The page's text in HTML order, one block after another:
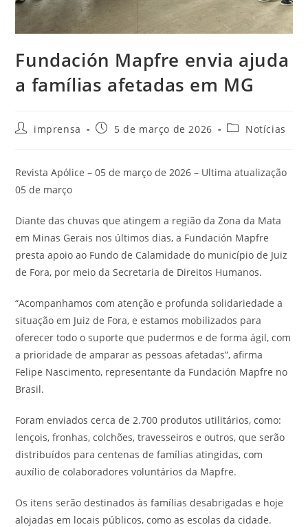
Fundación Mapfre envia ajuda
a famílias afetadas em MG
imprensa 5 de março de 2026 Notícias
Revista Apólice – 05 de março de 2026 – Ultima atualização
05 de março
Diante das chuvas que atingem a região da Zona da Mata
em Minas Gerais nos últimos dias, a Fundación Mapfre
presta apoio ao Fundo de Calamidade do município de Juiz
de Fora, por meio da Secretaria de Direitos Humanos.
“Acompanhamos com atenção e profunda solidariedade a
situação em Juiz de Fora, e estamos mobilizados para
oferecer todo o suporte que pudermos e de forma ágil, com
a prioridade de amparar as pessoas afetadas”, afirma
Felipe Nascimento, representante da Fundación Mapfre no
Brasil.
Foram enviados cerca de 2.700 produtos utilitários, como:
lençois, fronhas, colchões, travesseiros e outros, que serão
distribuídos para centenas de famílias atingidas, com
auxílio de colaboradores voluntários da Mapfre.
Os itens serão destinados às famílias desabrigadas e hoje
alojadas em locais públicos, como as escolas da cidade.